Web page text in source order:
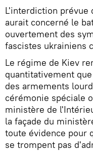
L'interdiction prévue
aurait concerné le
ouvertement des
fascistes ukrainiens
Le régime de Kiev
quantitativement
des armements
cérémonie spéciale
ministère de
la façade du
toute évidence pour
se trompent pas